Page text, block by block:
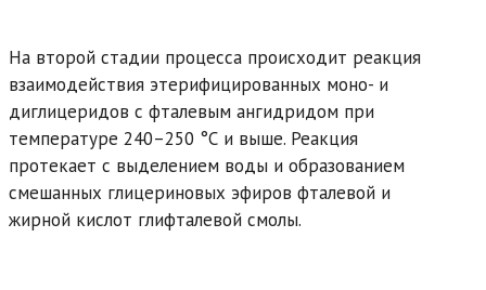
На второй стадии процесса происходит реакция
взаимодействия этерифицированных моно- и
диглицеридов c фталевым ангидридом при
температуре 240–250 °С и выше. Реакция
протекает с выделением воды и образованием
смешанных глицериновых эфиров фталевой и
жирной кислот глифталевой смолы.